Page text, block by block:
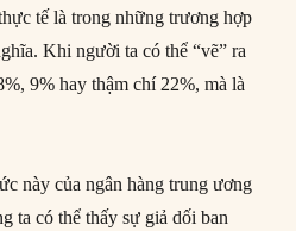
tế là trong những trương hợp
Khi người ta có thể “vẽ” ra
9% hay thậm chí 22%, mà là
này của ngân hàng trung ương
ta có thể thấy sự giả dối ban